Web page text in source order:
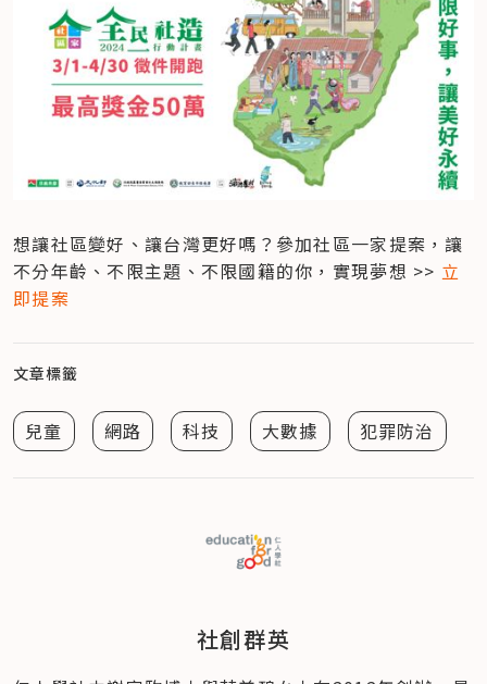
想讓社區變好、讓台灣更好嗎？參加社區一家提案，讓
不分年齡、不限主題、不限國籍的你，實現夢想 >> 立
即提案
文章標籤
兒童 網路 科技 大數據 犯罪防治
社創群英